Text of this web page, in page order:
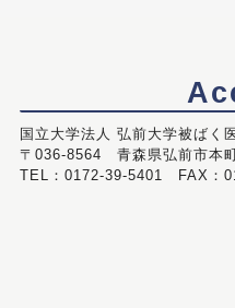
国立大学法人 弘前大学被ばく
〒036-8564 青森県弘前市本
TEL：0172-39-5401 FAX：